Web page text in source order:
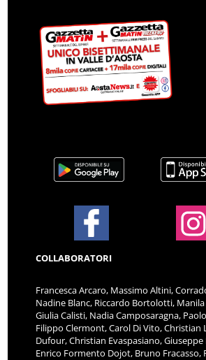
COLLABORATORI
Francesca Arcaro, Massimo Altini,
Nadine Blanc, Riccardo Bortolotti, Manila
Giulia Calisti, Nadia Camposaragna,
Filippo Clermont, Carol Di Vito, Christian
Dufour, Christian Evaspasiano, Giuseppe
Enrico Formento Dojot, Bruno Fracasso,